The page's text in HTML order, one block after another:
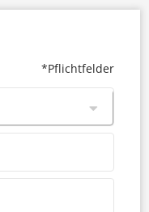
*Pflichtfelder